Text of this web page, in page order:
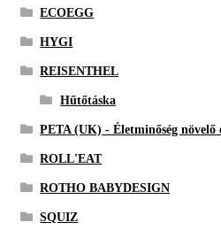
ECOEGG
HYGI
REISENTHEL
Hűtőtáska
PETA (UK) - Életminőség növelő
ROLL'EAT
ROTHO BABYDESIGN
SQUIZ